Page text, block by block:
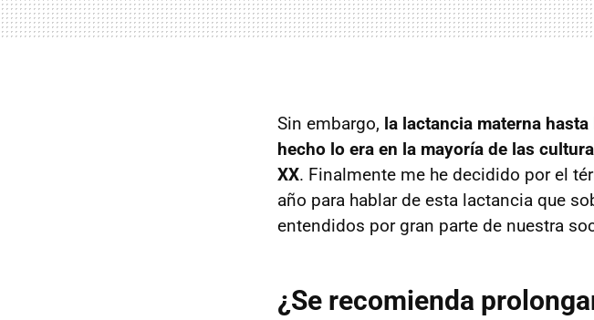
Sin embargo, la lactancia materna
hecho lo era en la mayoría de las
XX. Finalmente me he decidido por el
año para hablar de esta lactancia que
entendidos por gran parte de nuestra
¿Se recomienda